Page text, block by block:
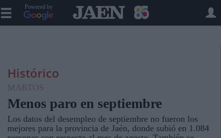
Powered by
Histórico
MARTOS
Menos paro en septiembre
Los datos del desempleo de septiembre no fueron los
mejores para la provincia de Jaén, donde subió en 1.084